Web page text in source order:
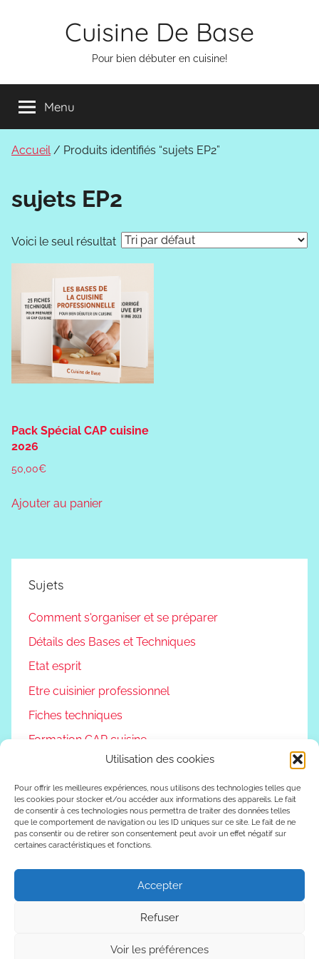
Utilisation des cookies
Pour offrir les meilleures expériences, nous utilisons des technologies telles que
les cookies pour stocker et/ou accéder aux informations des appareils. Le fait
de consentir à ces technologies nous permettra de traiter des données telles
que le comportement de navigation ou les ID uniques sur ce site. Le fait de ne
pas consentir ou de retirer son consentement peut avoir un effet négatif sur
certaines caractéristiques et fonctions.
Accepter
Refuser
Voir les préférences
Cuisine De Base
Pour bien débuter en cuisine!
Menu
Accueil/ Produits identifiés “sujets EP2”
sujets EP2
Voici le seul résultat
Pack Spécial CAP cuisine
2026
50,00€
Ajouter au panier
Sujets
Comment s'organiser et se préparer
Détails des Bases et Techniques
Etat esprit
Etre cuisinier professionnel
Fiches techniques
Formation CAP cuisine
Podcast
Reconversion professionnelle
Vivre autrement